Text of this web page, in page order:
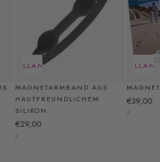
SCHNELLANSICHT
MAGNETARMBAND AUS
HAUTFREUNDLICHEM
SILIKON
Regulärer
Preis
€29,00
STÜCKPREIS
/PRO
Regulärer
Preis
€39,00
/PRO